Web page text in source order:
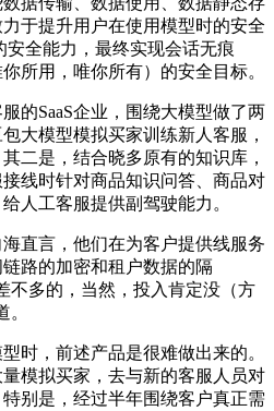
于提升用户在使用模型时的安全
全能力，最终实现会话无痕
所用，唯你所有）的安全目标。
SaaS企业，围绕大模型做了两
大模型模拟买家训练新人客服，
二是，结合晓多原有的知识库，
线时针对商品知识问答、商品对
人工客服提供副驾驶能力。
言，他们在为客户提供线服务
路的加密和租户数据的隔
不多的，当然，投入肯定没（方
，前述产品是很难做出来的。
模拟买家，去与新的客服人员对
别是，经过半年围绕客户真正需